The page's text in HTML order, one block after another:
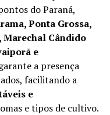
do Paraná,
Ponta Grossa,
Marechal Cândido
e
a presença
facilitando a
e
e tipos de cultivo.